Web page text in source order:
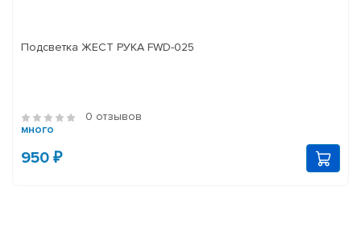
Подсветка ЖЕСТ РУКА FWD-025
0 отзывов
много
950 ₽